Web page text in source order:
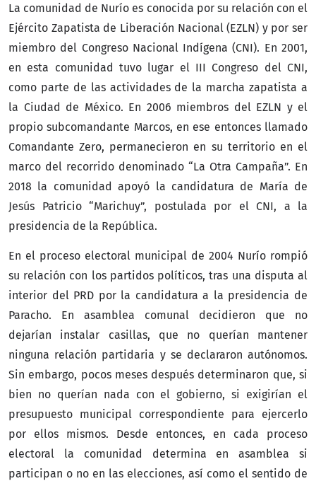
La comunidad de Nurío es conocida por su relación con el
Ejército Zapatista de Liberación Nacional (EZLN) y por ser
miembro del Congreso Nacional Indígena (CNI). En 2001,
en esta comunidad tuvo lugar el III Congreso del CNI,
como parte de las actividades de la marcha zapatista a
la Ciudad de México. En 2006 miembros del EZLN y el
propio subcomandante Marcos, en ese entonces llamado
Comandante Zero, permanecieron en su territorio en el
marco del recorrido denominado “La Otra Campaña”. En
2018 la comunidad apoyó la candidatura de María de
Jesús Patricio “Marichuy”, postulada por el CNI, a la
presidencia de la República.
En el proceso electoral municipal de 2004 Nurío rompió
su relación con los partidos políticos, tras una disputa al
interior del PRD por la candidatura a la presidencia de
Paracho. En asamblea comunal decidieron que no
dejarían instalar casillas, que no querían mantener
ninguna relación partidaria y se declararon autónomos.
Sin embargo, pocos meses después determinaron que, si
bien no querían nada con el gobierno, si exigirían el
presupuesto municipal correspondiente para ejercerlo
por ellos mismos. Desde entonces, en cada proceso
electoral la comunidad determina en asamblea si
participan o no en las elecciones, así como el sentido de